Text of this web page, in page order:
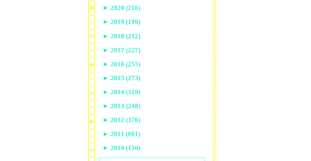
► 2020 (216)
► 2019 (196)
► 2018 (212)
► 2017 (227)
► 2016 (255)
► 2015 (273)
► 2014 (319)
► 2013 (248)
► 2012 (376)
► 2011 (661)
► 2010 (156)